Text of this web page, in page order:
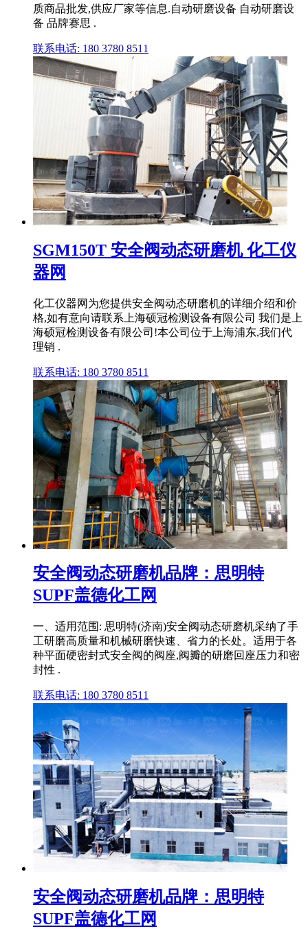
质商品批发,供应厂家等信息.自动研磨设备 自动研磨设
备 品牌赛思 .
联系电话: 180 3780 8511
SGM150T 安全阀动态研磨机 化工仪
器网
化工仪器网为您提供安全阀动态研磨机的详细介绍和价
格,如有意向请联系上海硕冠检测设备有限公司 我们是上
海硕冠检测设备有限公司!本公司位于上海浦东,我们代
理销 .
联系电话: 180 3780 8511
安全阀动态研磨机品牌：思明特
SUPF盖德化工网
一、适用范围: 思明特(济南)安全阀动态研磨机采纳了手
工研磨高质量和机械研磨快速、省力的长处。适用于各
种平面硬密封式安全阀的阀座,阀瓣的研磨回座压力和密
封性 .
联系电话: 180 3780 8511
安全阀动态研磨机品牌：思明特
SUPF盖德化工网